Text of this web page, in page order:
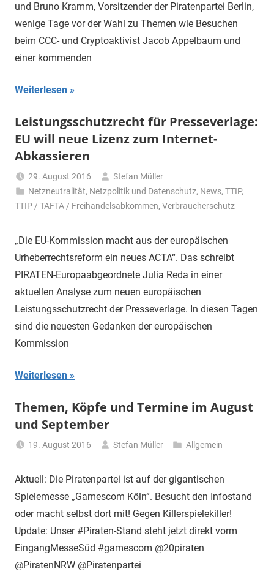
und Bruno Kramm, Vorsitzender der Piratenpartei Berlin,
wenige Tage vor der Wahl zu Themen wie Besuchen
beim CCC- und Cryptoaktivist Jacob Appelbaum und
einer kommenden
Weiterlesen
Leistungsschutzrecht für Presseverlage:
EU will neue Lizenz zum Internet-
Abkassieren
29. August 2016
Stefan Müller
Netzneutralität, Netzpolitik und Datenschutz, News,TTIP,
TTIP / TAFTA / Freihandelsabkommen, Verbraucherschutz
„Die EU-Kommission macht aus der europäischen
Urheberrechtsreform ein neues ACTA“. Das schreibt
PIRATEN-Europaabgeordnete Julia Reda in einer
aktuellen Analyse zum neuen europäischen
Leistungsschutzrecht der Presseverlage. In diesen Tagen
sind die neuesten Gedanken der europäischen
Kommission
Weiterlesen
Themen, Köpfe und Termine im August
und September
19. August 2016 Stefan Müller Allgemein
Aktuell: Die Piratenpartei ist auf der gigantischen
Spielemesse „Gamescom Köln“. Besucht den Infostand
oder macht selbst dort mit! Gegen Killerspielekiller!
Update: Unser #Piraten-Stand steht jetzt direkt vorm
EingangMesseSüd #gamescom @20piraten
@PiratenNRW @Piratenpartei